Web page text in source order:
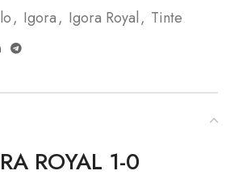
, Igora, Igora Royal, Tinte
ROYAL 1-0